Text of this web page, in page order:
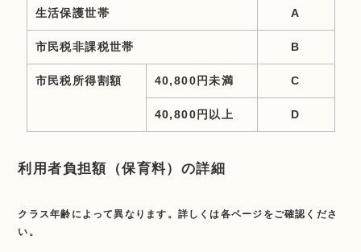
生活保護世帯 A
市民税非課税世帯 B
市民税所得割額 40,800円未満 C
40,800円以上 D
利用者負担額（保育料）の詳細
クラス年齢によって異なります。詳しくは各ページをご確認くださ
い。